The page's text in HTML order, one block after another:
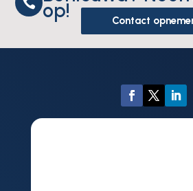
 op! Contact